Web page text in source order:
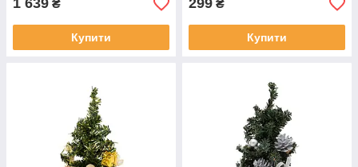
1 639 ₴
Купити
299 ₴
Купити